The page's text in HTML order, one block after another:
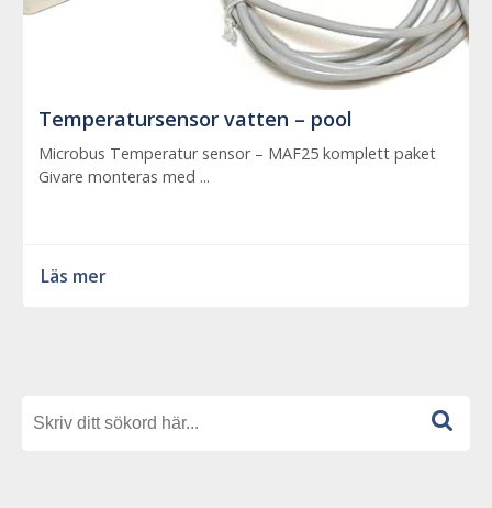
Temperatursensor vatten – pool
Microbus Temperatur sensor – MAF25 komplett paket
Givare monteras med ...
Läs mer